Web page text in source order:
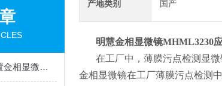
明慧 MHML3230正置金相显微镜 透明塑料成品及半成品缺陷检测解决方案
产地类别 国产
明慧金相显微镜MHML3230
在工厂中，薄膜污点检测显
金相显微镜在工厂薄膜污点检测